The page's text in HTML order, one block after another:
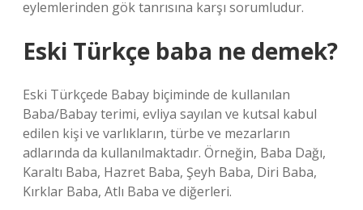
eylemlerinden gök tanrısına karşı sorumludur.
Eski Türkçe baba ne demek?
Eski Türkçede Babay biçiminde de kullanılan
Baba/Babay terimi, evliya sayılan ve kutsal kabul
edilen kişi ve varlıkların, türbe ve mezarların
adlarında da kullanılmaktadır. Örneğin, Baba Dağı,
Karaltı Baba, Hazret Baba, Şeyh Baba, Diri Baba,
Kırklar Baba, Atlı Baba ve diğerleri.